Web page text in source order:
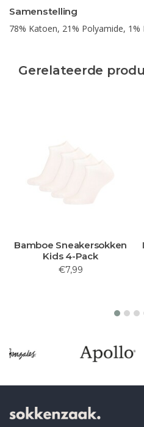
Samenstelling
78% Katoen, 21% Polyamide, 1%
Gerelateerde
Bamboe Sneakersokken
Kids 4-Pack
€7,99